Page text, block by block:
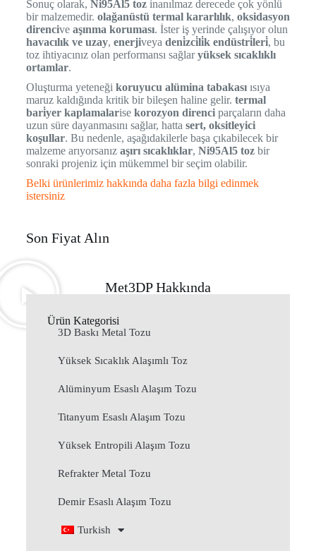
Sonuç olarak, Ni95Al5 tozinanılmaz derecede çok yönlü
bir malzemedir. olağanüstü termal kararlılık, oksidasyon
direncive aşınma koruması. İster iş yerinde çalışıyor olun
havacılık ve uzay, enerjiveya deni̇zci̇li̇k endüstri̇leri̇, bu
toz ihtiyacınız olan performansı sağlaryüksek sıcaklıklı
ortamlar.
Oluşturma yeteneği koruyucu alümina tabakasıısıya
maruz kaldığında kritik bir bileşen haline gelir. termal
bari̇yer kaplamalarise korozyon direnciparçaların daha
uzun süre dayanmasını sağlar, hatta sert, oksitleyici
koşullar. Bu nedenle, aşağıdakilerle başa çıkabilecek bir
malzeme arıyorsanız aşırı sıcaklıklar, Ni95Al5 tozbir
sonraki projeniz için mükemmel bir seçim olabilir.
Belki ürünlerimiz hakkında daha fazla bilgi edinmek
istersiniz
Son Fiyat Alın
Met3DP Hakkında
Ürün Kategorisi
3D Baskı Metal Tozu
Yüksek Sıcaklık Alaşımlı Toz
Alüminyum Esaslı Alaşım Tozu
Titanyum Esaslı Alaşım Tozu
Yüksek Entropili Alaşım Tozu
Refrakter Metal Tozu
Demir Esaslı Alaşım Tozu
Turkish